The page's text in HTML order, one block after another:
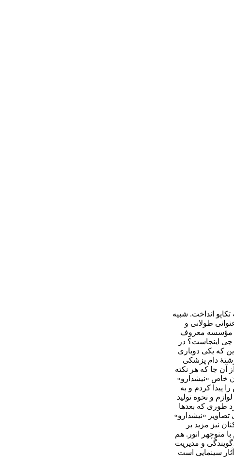
انداخت. شبیه
طولانی و
مؤسسه معروف
اینجاست؟ در
که یکی دوباری
دام پزشکی
جا که هر نکته
خاص «نیشدارو»
اش را پیدا کردم و به
و نحوه تولید
طوری که بعدها
«نیشدارو»
نیز مزید بر
منوچهر انور. هم
و مدیریت
سینمایی است